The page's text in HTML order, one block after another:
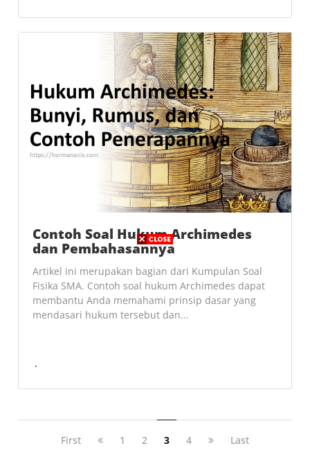
Contoh Soal Hukum Archimedes
dan Pembahasannya
Artikel ini merupakan bagian dari Kumpulan Soal
Fisika SMA. Contoh soal hukum Archimedes dapat
membantu Anda memahami prinsip dasar yang
mendasari hukum tersebut dan...
First 1 2 3 4 Last